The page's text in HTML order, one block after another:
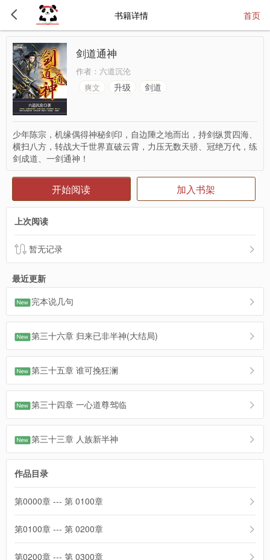
书籍详情 首页
剑道通神
作者： 六道沉沦
爽文
升级 剑道
少年陈宗，机缘偶得神秘剑印，自边陲之地而出，持剑纵贯四海、
横扫八方，转战大千世界直破云霄，力压无数天骄、冠绝万代，练
剑成道、一剑通神！
开始阅读 加入书架
上次阅读
暂无记录
最近更新
完本说几句
第三十六章 归来已非半神(大结局)
第三十五章 谁可挽狂澜
第三十四章 一心道尊驾临
第三十三章 人族新半神
作品目录
第0000章 --- 第 0100章
第0100章 --- 第 0200章
第0200章 --- 第 0300章